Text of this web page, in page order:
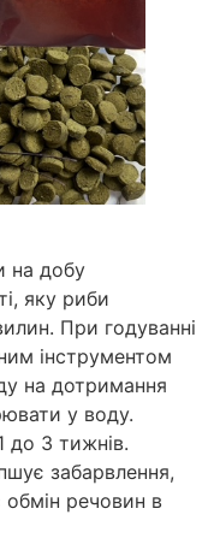
на добу
яку риби
При годуванні
інструментом
на дотримання
у воду.
до 3 тижнів.
забарвлення,
обмін речовин в